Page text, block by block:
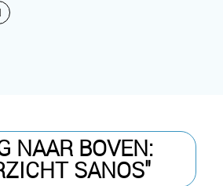
NAAR BOVEN:
SANOS"